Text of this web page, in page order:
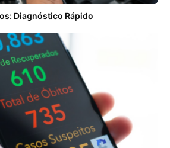
Diagnóstico Rápido